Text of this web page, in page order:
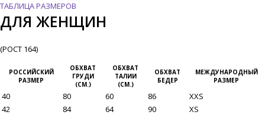
ТАБЛИЦА РАЗМЕРОВ
ДЛЯ ЖЕНЩИН
(РОСТ 164)
РОССИЙСКИЙ
РАЗМЕР
ОБХВАТ
ГРУДИ
(СМ.)
ОБХВАТ
ТАЛИИ
(СМ.)
ОБХВАТ
БЕДЕР
МЕЖДУНАРОДНЫЙ
РАЗМЕР
40 80 60 86
XXS
42
84 64 90
XS